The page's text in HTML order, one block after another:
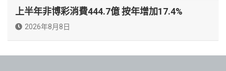
上半年非博彩消費444.7億 按年增加17.4%
2026年8月8日